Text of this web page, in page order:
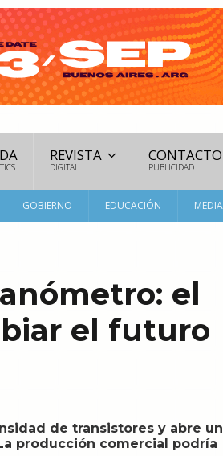
REVISTA
DIGITAL
CONTACTO
PUBLICIDAD
GOBIERNO EDUCACIÓN
el
el futuro
de transistores y abre
producción comercial podría